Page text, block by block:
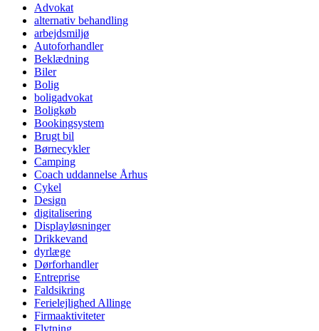
Advokat
alternativ behandling
arbejdsmiljø
Autoforhandler
Beklædning
Biler
Bolig
boligadvokat
Boligkøb
Bookingsystem
Brugt bil
Børnecykler
Camping
Coach uddannelse Århus
Cykel
Design
digitalisering
Displayløsninger
Drikkevand
dyrlæge
Dørforhandler
Entreprise
Faldsikring
Ferielejlighed Allinge
Firmaaktiviteter
Flytning